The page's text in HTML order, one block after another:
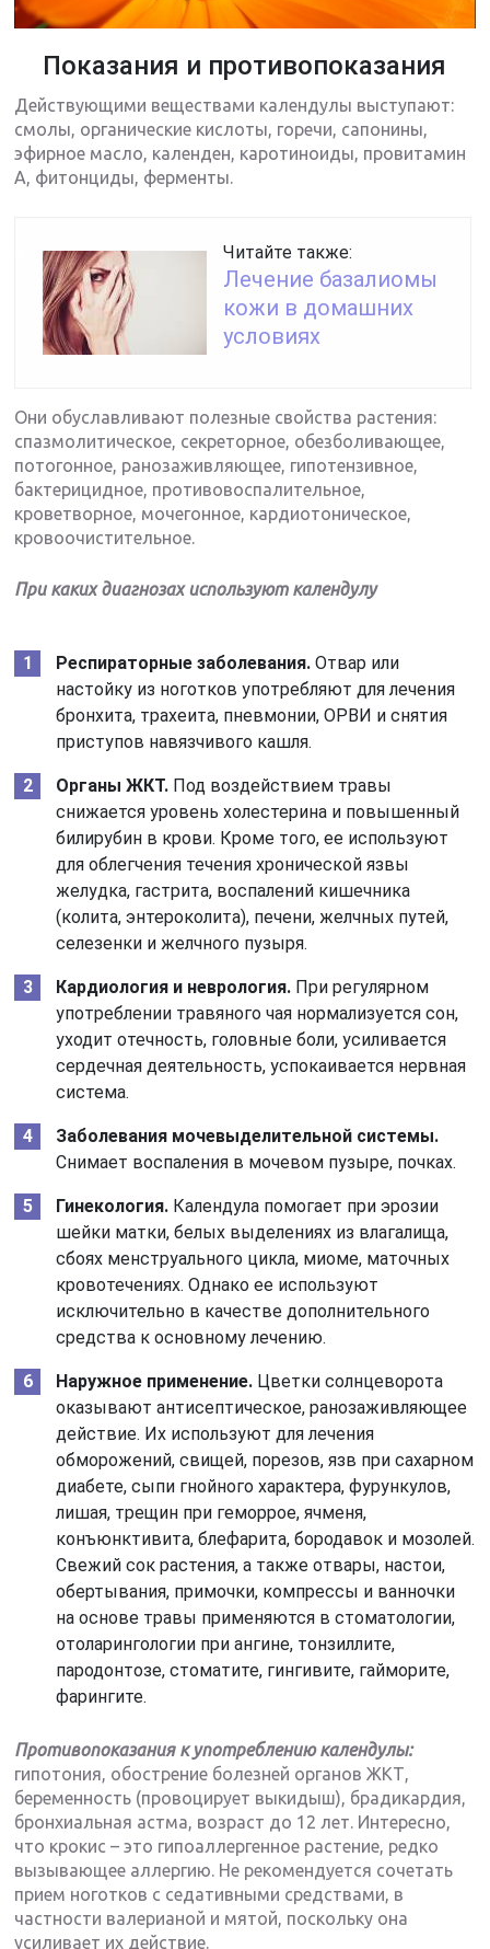
Показания и противопоказания
Действующими веществами календулы выступают:
смолы, органические кислоты, горечи, сапонины,
эфирное масло, календен, каротиноиды, провитамин
A, фитонциды, ферменты.
Читайте также:
Лечение базалиомы
кожи в домашних
условиях
Они обуславливают полезные свойства растения:
спазмолитическое, секреторное, обезболивающее,
потогонное, ранозаживляющее, гипотензивное,
бактерицидное, противовоспалительное,
кроветворное, мочегонное, кардиотоническое,
кровоочистительное.
При каких диагнозах используют календулу
Респираторные заболевания. Отвар или
настойку из ноготков употребляют для лечения
бронхита, трахеита, пневмонии, ОРВИ и снятия
приступов навязчивого кашля.
Органы ЖКТ. Под воздействием травы
снижается уровень холестерина и повышенный
билирубин в крови. Кроме того, ее используют
для облегчения течения хронической язвы
желудка, гастрита, воспалений кишечника
(колита, энтероколита), печени, желчных путей,
селезенки и желчного пузыря.
Кардиология и неврология. При регулярном
употреблении травяного чая нормализуется сон,
уходит отечность, головные боли, усиливается
сердечная деятельность, успокаивается нервная
система.
Заболевания мочевыделительной системы.
Снимает воспаления в мочевом пузыре, почках.
Гинекология. Календула помогает при эрозии
шейки матки, белых выделениях из влагалища,
сбоях менструального цикла, миоме, маточных
кровотечениях. Однако ее используют
исключительно в качестве дополнительного
средства к основному лечению.
Наружное применение. Цветки солнцеворота
оказывают антисептическое, ранозаживляющее
действие. Их используют для лечения
обморожений, свищей, порезов, язв при сахарном
диабете, сыпи гнойного характера, фурункулов,
лишая, трещин при геморрое, ячменя,
конъюнктивита, блефарита, бородавок и мозолей.
Свежий сок растения, а также отвары, настои,
обертывания, примочки, компрессы и ванночки
на основе травы применяются в стоматологии,
отоларингологии при ангине, тонзиллите,
пародонтозе, стоматите, гингивите, гайморите,
фарингите.
Противопоказания к употреблению календулы:
гипотония, обострение болезней органов ЖКТ,
беременность (провоцирует выкидыш), брадикардия,
бронхиальная астма, возраст до 12 лет. Интересно,
что крокис – это гипоаллергенное растение, редко
вызывающее аллергию. Не рекомендуется сочетать
прием ноготков с седативными средствами, в
частности валерианой и мятой, поскольку она
усиливает их действие.